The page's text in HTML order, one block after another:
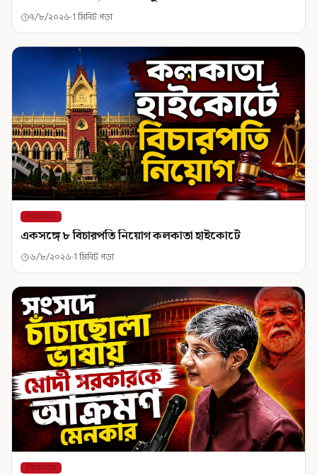
৭/৮/২০২৬ 1 মিনিট পড়া
শিরোনাম
একসঙ্গে ৮ বিচারপতি নিয়োগ কলকাতা হাইকোর্টে
৬/৮/২০২৬ 1 মিনিট পড়া
শিরোনাম